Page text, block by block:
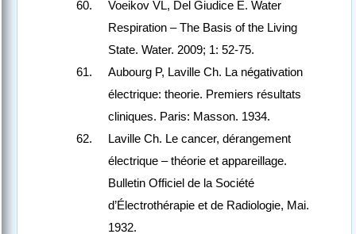
Voeikov VL, Del Giudice E. Water
Respiration – The Basis of the Living
State. Water. 2009; 1: 52-75.
Aubourg P, Laville Ch. La négativation
électrique: theorie. Premiers résultats
cliniques. Paris: Masson. 1934.
Laville Ch. Le cancer, dérangement
électrique – théorie et appareillage.
Bulletin Officiel de la Société
d’Électrothérapie et de Radiologie, Mai.
1932.